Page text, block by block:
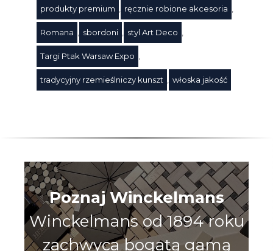
produkty premium ręcznie robione akcesoria
Romana sbordoni styl Art Deco
Targi Ptak Warsaw Expo
tradycyjny rzemieślniczy kunszt włoska jakość
Poznaj Winckelmans
Winckelmans od 1894 roku
zachwyca bogatą gamą